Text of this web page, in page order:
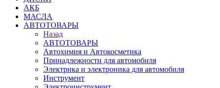
АКБ
МАСЛА
АВТОТОВАРЫ
Назад
АВТОТОВАРЫ
Автохимия и Автокосметика
Принадлежности для автомобиля
Электрика и электроника для автомобиля
Инструмент